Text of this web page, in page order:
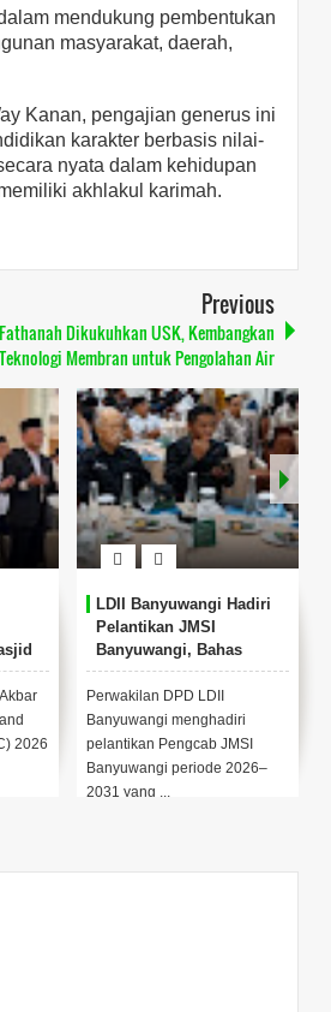
mendukung pembentukan
masyarakat, daerah,
Kanan, pengajian generus ini
karakter berbasis nilai-
nyata dalam kehidupan
akhlakul karimah.
Previous
Dikukuhkan USK, Kembangkan
Teknologi Membran untuk Pengolahan Air
2026
LDII Banyuwangi Hadiri
Pelantikan JMSI
Banyuwangi, Bahas
Peran Media untuk
Investasi Daerah
Perwakilan DPD LDII
Banyuwangi menghadiri
pelantikan Pengcab JMSI
Banyuwangi periode 2026–
2031 yang ...